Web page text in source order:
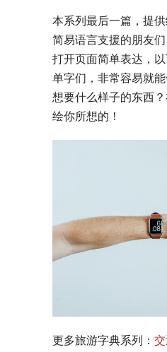
本系列最后一篇，提
简易语言支援的朋友
打开页面简单表达，
单字们，非常容易就
想要什么样子的东西
绘你所想的！
更多旅游字典系列：